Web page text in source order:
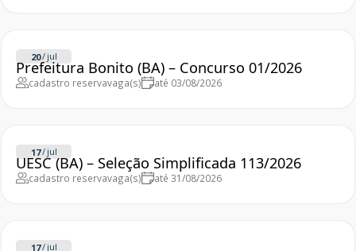
20/ jul
Prefeitura Bonito (BA) – Concurso 01/2026
cadastro reservavaga(s) até 03/08/2026
17/ jul
UESC (BA) – Seleção Simplificada 113/2026
cadastro reservavaga(s) até 31/08/2026
17/ jul